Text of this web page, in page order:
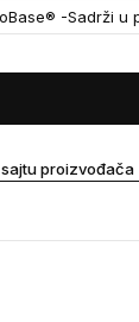
-Sadrži
proizvođača